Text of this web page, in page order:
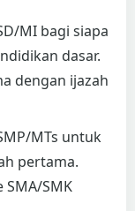
MI bagi siapa
dasar.
dengan ijazah
MTs untuk
pertama.
SMK